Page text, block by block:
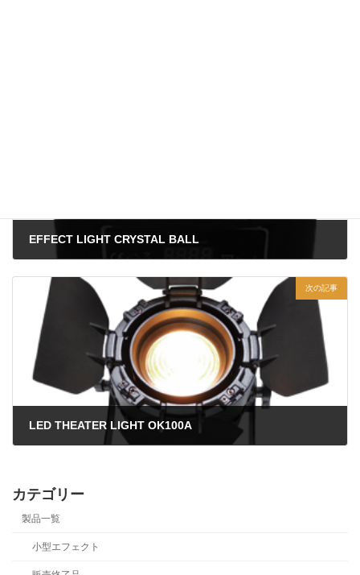
EFFECT LIGHT CRYSTAL BALL
次の記事
LED THEATER LIGHT OK100A
カテゴリー
製品一覧
小型エフェクト